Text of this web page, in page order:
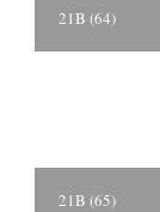
21B (64)
21B (65)